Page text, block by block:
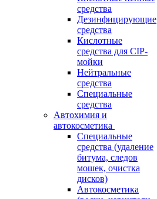
средства
Дезинфицирующие
средства
Кислотные
средства для CIP-
мойки
Нейтральные
средства
Специальные
средства
Автохимия и
автокосметика
Специальные
средства (удаление
битума, следов
мошек, очистка
дисков)
Автокосметика